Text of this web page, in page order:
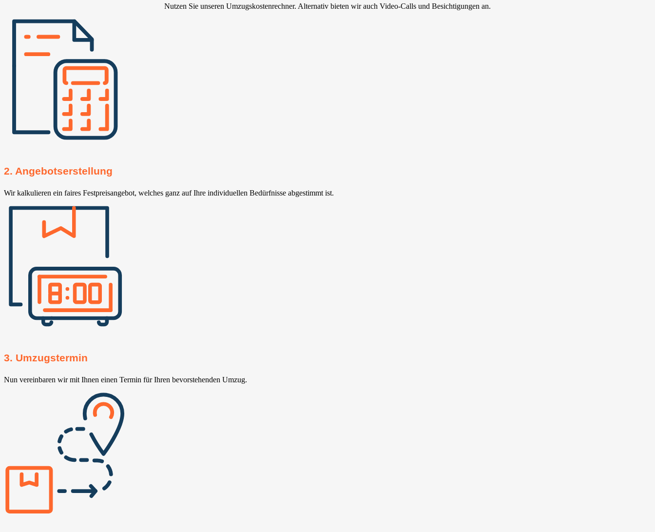
Nutzen Sie unseren Umzugskostenrechner. Alternativ bieten wir auch Video-Calls und Besichtigungen an.
2. Angebotserstellung
Wir kalkulieren ein faires Festpreisangebot, welches ganz auf Ihre individuellen Bedürfnisse abgestimmt ist.
3. Umzugstermin
Nun vereinbaren wir mit Ihnen einen Termin für Ihren bevorstehenden Umzug.